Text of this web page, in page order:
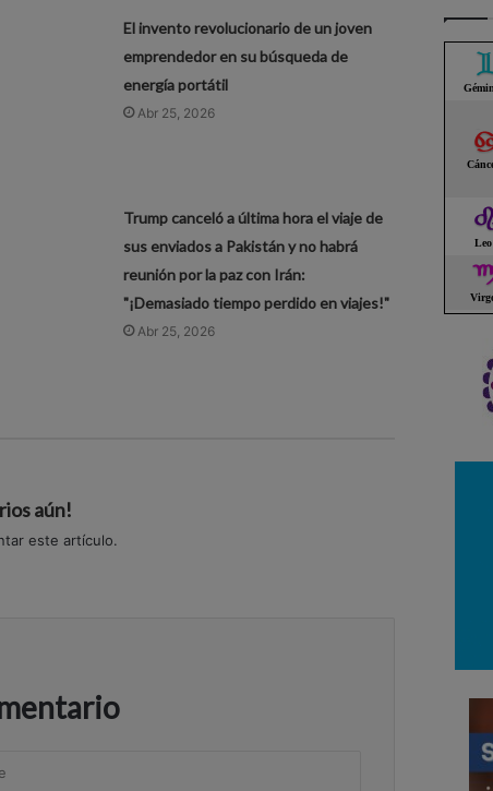
El invento revolucionario de un joven
emprendedor en su búsqueda de
energía portátil
Abr 25, 2026
Trump canceló a última hora el viaje de
sus enviados a Pakistán y no habrá
reunión por la paz con Irán:
"¡Demasiado tiempo perdido en viajes!"
Abr 25, 2026
aún!
este artículo.